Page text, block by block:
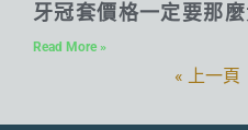
牙冠套價格一定要那
Read More »
« 上一頁